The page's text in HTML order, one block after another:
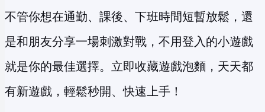
不管你想在通勤、課後、下班時間短暫放鬆，還
是和朋友分享一場刺激對戰，不用登入的小遊戲
就是你的最佳選擇。立即收藏遊戲泡麵，天天都
有新遊戲，輕鬆秒開、快速上手！